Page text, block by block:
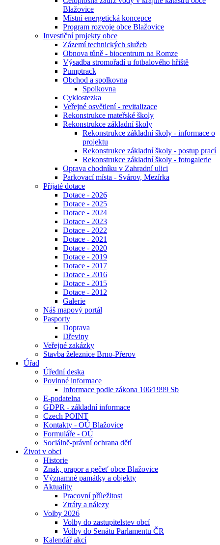
Blažovice
Místní energetická koncepce
Program rozvoje obce Blažovice
Investiční projekty obce
Zázemí technických služeb
Obnova tůně - biocentrum na Romze
Výsadba stromořadí u fotbalového hřiště
Pumptrack
Obchod a spolkovna
Spolkovna
Cyklostezka
Veřejné osvětlení - revitalizace
Rekonstrukce mateřské školy
Rekonstrukce základní školy
Rekonstrukce základní školy - informace o
projektu
Rekonstrukce základní školy - postup prací
Rekonstrukce základní školy - fotogalerie
Oprava chodníku v Zahradní ulici
Parkovací místa - Svárov, Mezírka
Přijaté dotace
Dotace - 2026
Dotace - 2025
Dotace - 2024
Dotace - 2023
Dotace - 2022
Dotace - 2021
Dotace - 2020
Dotace - 2019
Dotace - 2017
Dotace - 2016
Dotace - 2015
Dotace - 2012
Galerie
Náš mapový portál
Pasporty
Doprava
Dřeviny
Veřejné zakázky
Stavba železnice Brno-Přerov
Úřad
Úřední deska
Povinné informace
Informace podle zákona 106⁄1999 Sb
E-podatelna
GDPR - základní informace
Czech POINT
Kontakty - OÚ Blažovice
Formuláře - OÚ
Sociálně-právní ochrana dětí
Život v obci
Historie
Znak, prapor a pečeť obce Blažovice
Významné památky a objekty
Aktuality
Pracovní příležitost
Ztráty a nálezy
Volby 2026
Volby do zastupitelstev obcí
Volby do Senátu Parlamentu ČR
Kalendář akcí